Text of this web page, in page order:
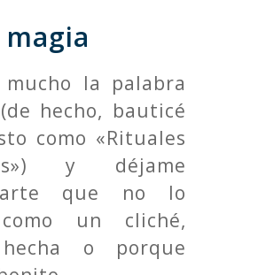
la palabra
hecho, bauticé
como «Rituales
y déjame
que no lo
un cliché,
o porque